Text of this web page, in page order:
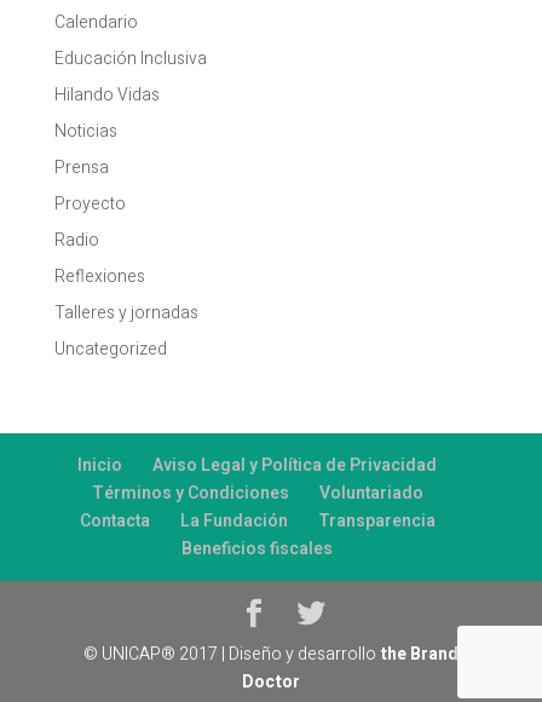
Calendario
Educación Inclusiva
Hilando Vidas
Noticias
Prensa
Proyecto
Radio
Reflexiones
Talleres y jornadas
Uncategorized
Inicio
Aviso Legal y Política de Privacidad
Términos y Condiciones
Voluntariado
Contacta
La Fundación
Transparencia
Beneficios fiscales
© UNICAP® 2017 | Diseño y desarrollo the Brand
Doctor